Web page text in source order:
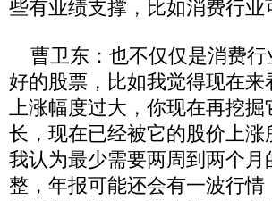
些有业绩支撑，比如消费行
曹卫东：也不仅仅是消费行
好的股票，比如我觉得现在
上涨幅度过大，你现在再挖
长，现在已经被它的股价上
我认为最少需要两周到两个
整，年报可能还会有一波行